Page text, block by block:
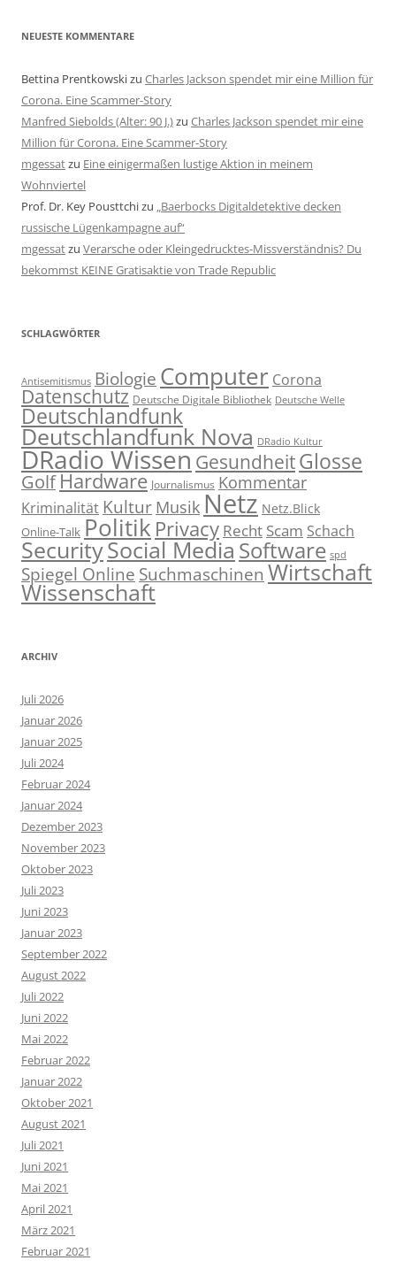
NEUESTE KOMMENTARE
Bettina Prentkowskizu Charles Jackson spendet mir eine Million für
Corona. Eine Scammer-Story
Manfred Siebolds (Alter: 90 J.)zu Charles Jackson spendet mir eine
Million für Corona. Eine Scammer-Story
mgessatzu Eine einigermaßen lustige Aktion in meinem
Wohnviertel
Prof. Dr. Key Pousttchizu „Baerbocks Digitaldetektive decken
russische Lügenkampagne auf“
mgessatzu Verarsche oder Kleingedrucktes-Missverständnis? Du
bekommst KEINE Gratisaktie von Trade Republic
SCHLAGWÖRTER
Antisemitismus Biologie Computer Corona
Datenschutz Deutsche Digitale Bibliothek Deutsche Welle
Deutschlandfunk
Deutschlandfunk Nova DRadio Kultur
DRadio WissenGesundheitGlosse
GolfHardware Journalismus Kommentar
Kriminalität Kultur Musik Netz Netz.Blick
Online-Talk Politik Privacy Recht Scam Schach
SecuritySocial Media Software spd
Spiegel Online Suchmaschinen Wirtschaft
Wissenschaft
ARCHIV
Juli 2026
Januar 2026
Januar 2025
Juli 2024
Februar 2024
Januar 2024
Dezember 2023
November 2023
Oktober 2023
Juli 2023
Juni 2023
Januar 2023
September 2022
August 2022
Juli 2022
Juni 2022
Mai 2022
Februar 2022
Januar 2022
Oktober 2021
August 2021
Juli 2021
Juni 2021
Mai 2021
April 2021
März 2021
Februar 2021